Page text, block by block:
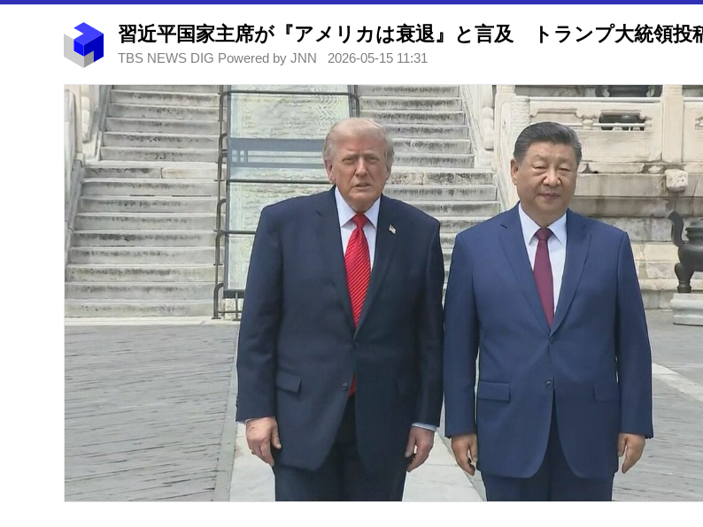
TBS NEWS DIG Powered by JNN 2026-05-15 11:31